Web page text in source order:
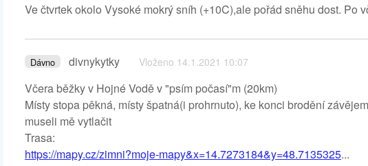
Ve čtvrtek okolo Vysoké mokrý sníh (+10C),ale pořád sněhu dost. Po
Dávno divnykytky Vloženo 14.1.2021 10:07
Včera běžky v Hojné Vodě v "psím počasí"m (20km)
Místy stopa pěkná, místy špatná(i prohrnuto), ke konci brodění
museli mě vytlačit
Trasa:
https://mapy.cz/zimni?moje-mapy&x=14.7273184&y=48.7135325...